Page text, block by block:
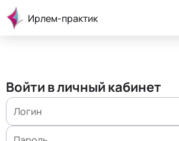
Ирлем-практик
Войти в личный кабинет